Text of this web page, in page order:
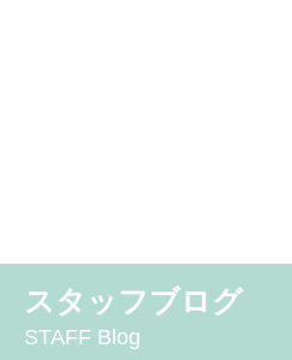
キ
その他の治療
たるみ治療
アレルギー・アトピー・
2026年5月
2026年4
2026年2月
スタッフブログ
STAFF Blog